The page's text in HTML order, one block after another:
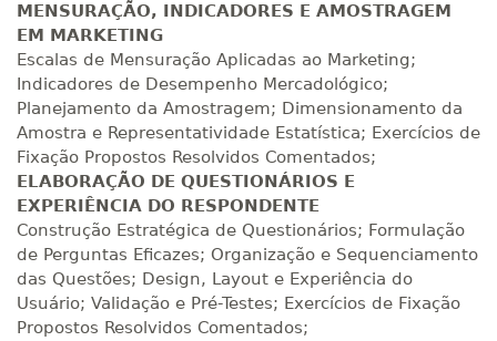
440 H 55dias
R$ 2.240,16
MENSURAÇÃO, INDICADORES E AMOSTRAGEM
EM MARKETING
Escalas de Mensuração Aplicadas ao Marketing;
Indicadores de Desempenho Mercadológico;
Planejamento da Amostragem; Dimensionamento da
Amostra e Representatividade Estatística; Exercícios de
Fixação Propostos Resolvidos Comentados;
ELABORAÇÃO DE QUESTIONÁRIOS E
EXPERIÊNCIA DO RESPONDENTE
Construção Estratégica de Questionários; Formulação
de Perguntas Eficazes; Organização e Sequenciamento
das Questões; Design, Layout e Experiência do
Usuário; Validação e Pré-Testes; Exercícios de Fixação
Propostos Resolvidos Comentados;